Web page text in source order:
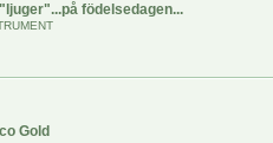
födelsedagen...
Gold